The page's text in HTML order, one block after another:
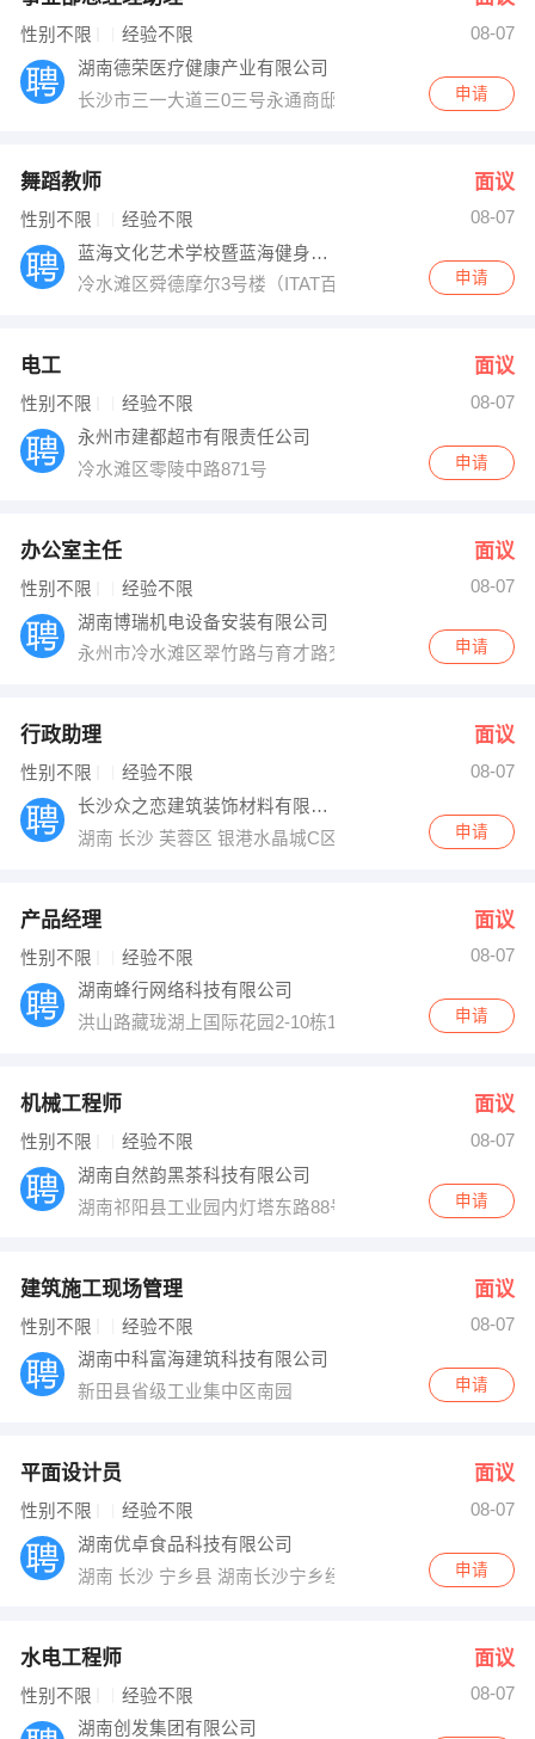
性别不限 经验不限
08-07
湖南德荣医疗健康产业有限公司
长沙市三一大道三0三号永通商邸十五楼
申请
舞蹈教师 面议
性别不限 经验不限
08-07
蓝海文化艺术学校暨蓝海健身会所
冷水滩区舜德摩尔3号楼（ITAT百货）四楼
申请
电工 面议
性别不限 经验不限
08-07
永州市建都超市有限责任公司
冷水滩区零陵中路871号
申请
办公室主任 面议
性别不限 经验不限
08-07
湖南博瑞机电设备安装有限公司
永州市冷水滩区翠竹路与育才路交叉口尚东大厦11楼
申请
行政助理 面议
性别不限 经验不限
08-07
长沙众之恋建筑装饰材料有限公司
湖南 长沙 芙蓉区 银港水晶城C区北栋1单元20楼申请
产品经理 面议
性别不限 经验不限
08-07
湖南蜂行网络科技有限公司
洪山路藏珑湖上国际花园2-10栋1317
申请
机械工程师 面议
性别不限 经验不限
08-07
湖南自然韵黑茶科技有限公司
湖南祁阳县工业园内灯塔东路88号
申请
建筑施工现场管理 面议
性别不限 经验不限
08-07
湖南中科富海建筑科技有限公司
新田县省级工业集中区南园
申请
平面设计员 面议
性别不限 经验不限
08-07
湖南优卓食品科技有限公司
湖南 长沙 宁乡县 湖南长沙宁乡经济技术开发区永佳西路
申请
水电工程师 面议
性别不限 经验不限
08-07
湖南创发集团有限公司